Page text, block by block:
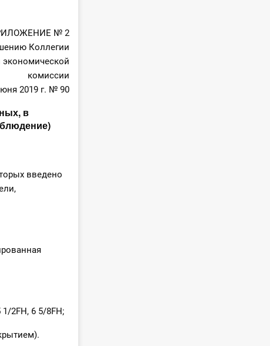
№ 2
Коллегии
экономической
комиссии
2019 г. № 90
в
введено
2FH, 6 5/8FH;